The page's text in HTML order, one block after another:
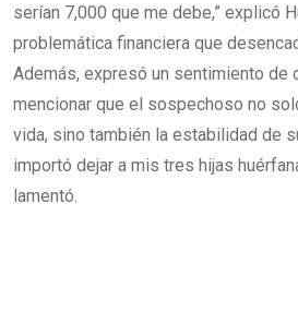
serían 7,000 que me debe,” explicó
problemática financiera que
Además, expresó un sentimiento de
mencionar que el sospechoso no
vida, sino también la estabilidad de
importó dejar a mis tres hijas
lamentó.